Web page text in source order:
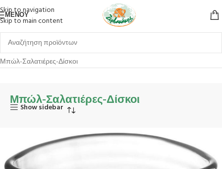
Skip to navigation
Skip to main content
ΜΕΝΟΎ
Αρχική σελίδα Είδη Σπιτιού Εσωτερική Διακόσμηση
Μπώλ-Σαλατιέρες-Δίσκοι
Μπώλ-Σαλατιέρες-Δίσκοι
Show sidebar